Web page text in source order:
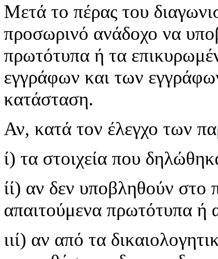
Μετά το πέρας του
προσωρινό ανάδοχο να
πρωτότυπα ή τα
εγγράφων και των
κατάσταση.
Αν, κατά τον έλεγχο των
ί) τα στοιχεία που
ίί) αν δεν υποβληθούν στο
απαιτούμενα πρωτότυπα ή
ιιί) αν από τα